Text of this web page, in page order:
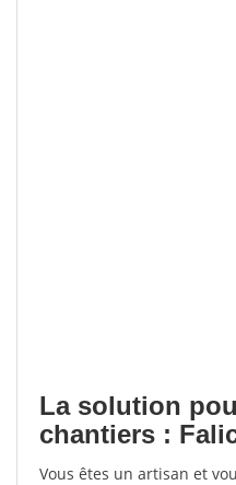
La solution
chantiers :
Vous êtes un artisan et